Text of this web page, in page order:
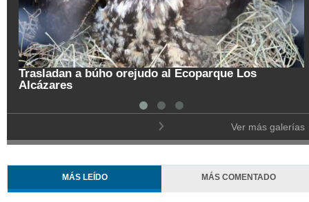
Trasladan a búho orejudo al Ecoparque Los
Alcázares
Ver más galerías
MÁS LEÍDO MÁS COMENTADO